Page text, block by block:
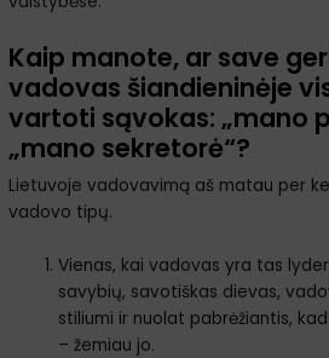
Kaip manote, ar save
vadovas šiandieninėje
vartoti sąvokas: „mano
„mano sekretorė“?
Lietuvoje vadovavimą aš matau per
vadovo tipų.
Vienas, kai vadovas yra tas
savybių, savotiškas dievas,
stiliumi ir nuolat pabrėžiantis,
– žemiau jo.